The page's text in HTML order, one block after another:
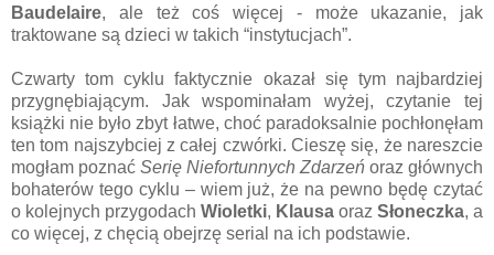
Baudelaire, ale też coś więcej - może ukazanie, jak
traktowane są dzieci w takich “instytucjach”.
Czwarty tom cyklu faktycznie okazał się tym najbardziej
przygnębiającym. Jak wspominałam wyżej, czytanie tej
książki nie było zbyt łatwe, choć paradoksalnie pochłonęłam
ten tom najszybciej z całej czwórki. Cieszę się, że nareszcie
mogłam poznać Serię Niefortunnych Zdarzeń oraz głównych
bohaterów tego cyklu – wiem już, że na pewno będę czytać
o kolejnych przygodach Wioletki, Klausa oraz Słoneczka, a
co więcej, z chęcią obejrzę serial na ich podstawie.